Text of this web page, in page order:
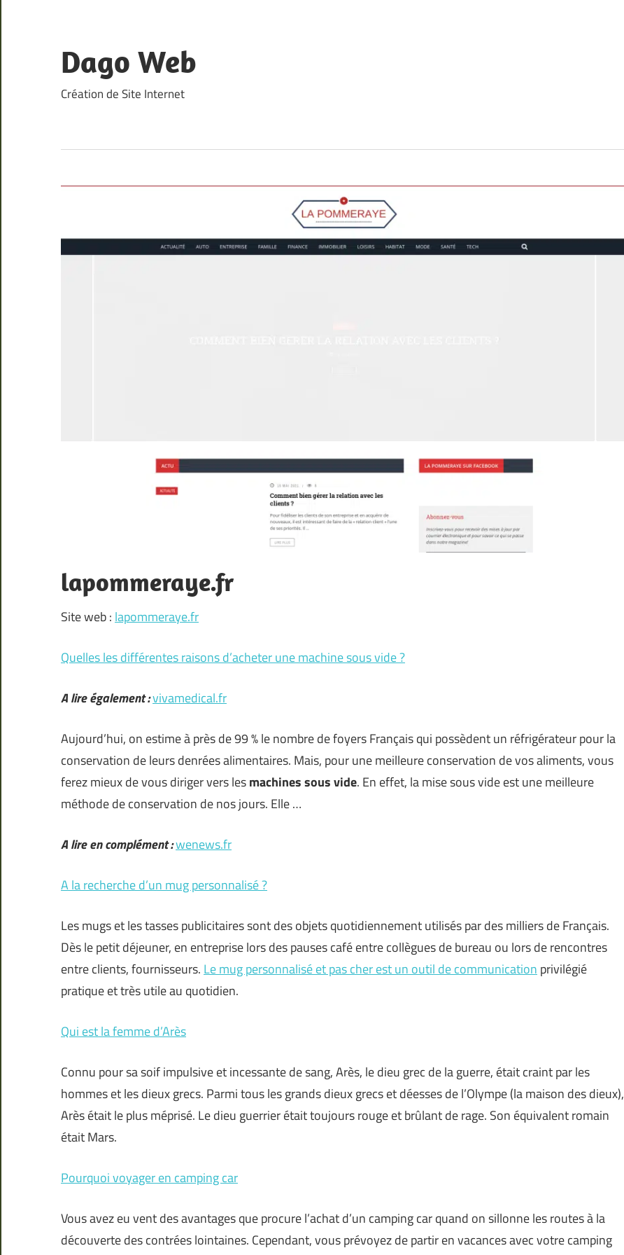
content
Dago Web
Création de Site Internet
lapommeraye.fr
Site web : lapommeraye.fr
Quelles les différentes raisons d’acheter une machine sous vide ?
A lire également :vivamedical.fr
Aujourd’hui, on estime à près de 99 % le nombre de foyers Français qui possèdent un réfrigérateur pour la
conservation de leurs denrées alimentaires. Mais, pour une meilleure conservation de vos aliments, vous
ferez mieux de vous diriger vers lesmachines sous vide. En effet, la mise sous vide est une meilleure
méthode de conservation de nos jours. Elle …
A lire en complément :wenews.fr
A la recherche d’un mug personnalisé ?
Les mugs et les tasses publicitaires sont des objets quotidiennement utilisés par des milliers de Français.
Dès le petit déjeuner, en entreprise lors des pauses café entre collègues de bureau ou lors de rencontres
entre clients, fournisseurs. Le mug personnalisé et pas cher est un outil de communication privilégié
pratique et très utile au quotidien.
Qui est la femme d’Arès
Connu pour sa soif impulsive et incessante de sang, Arès, le dieu grec de la guerre, était craint par les
hommes et les dieux grecs. Parmi tous les grands dieux grecs et déesses de l’Olympe (la maison des dieux),
Arès était le plus méprisé. Le dieu guerrier était toujours rouge et brûlant de rage. Son équivalent romain
était Mars.
Pourquoi voyager en camping car
Vous avez eu vent des avantages que procure l’achat d’un camping car quand on sillonne les routes à la
découverte des contrées lointaines. Cependant, vous prévoyez de partir en vacances avec votre camping